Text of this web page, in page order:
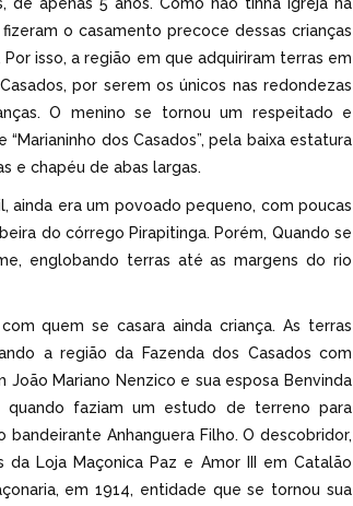
o casamento precoce dessas crianças
isso, a região em que adquiriram terras em
por serem os únicos nas redondezas
O menino se tornou um respeitado e
dos Casados”, pela baixa estatura
e chapéu de abas largas.
ainda era um povoado pequeno, com poucas
do córrego Pirapitinga. Porém, Quando se
englobando terras até as margens do rio
quem se casara ainda criança. As terras
a região da Fazenda dos Casados com
João Mariano Nenzico e sua esposa Benvinda
quando faziam um estudo de terreno para
Anhanguera Filho. O descobridor,
Loja Maçonica Paz e Amor III em Catalão
em 1914, entidade que se tornou sua